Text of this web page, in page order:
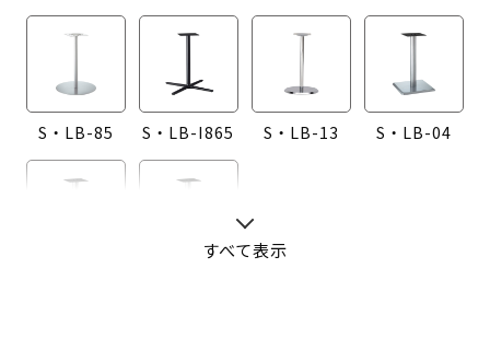
S・LB-85 S・LB-I865 S・LB-13 S・LB-04
すべて表示